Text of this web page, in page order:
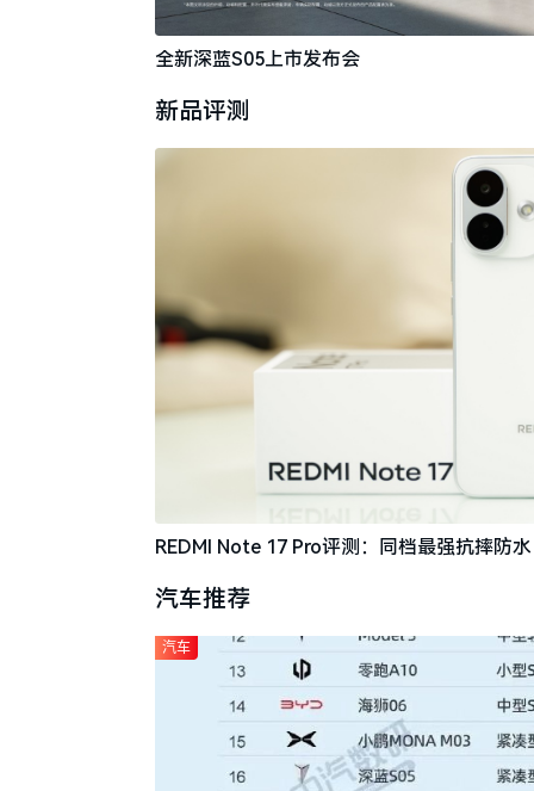
全新深蓝S05上市发布会
新品评测
REDMI Note 17 Pro评测：同档最强抗摔防
汽车推荐
汽车